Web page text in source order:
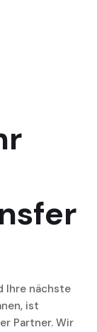
Ihre nächste
ist
Partner. Wir